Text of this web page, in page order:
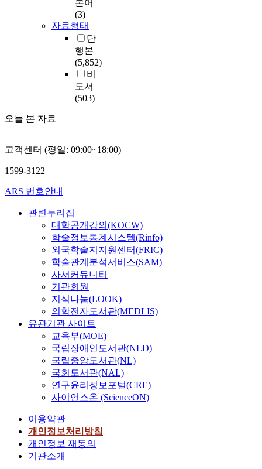
본어
(3)
자료형태
단
행본
(5,852)
비
도서
(503)
오늘 본 자료
고객센터 (평일: 09:00~18:00)
1599-3122
ARS 번호안내
관련누리집
대학공개강의(KOCW)
학술정보통계시스템(Rinfo)
외국학술지지원센터(FRIC)
학술관계분석서비스(SAM)
사서커뮤니티
기관회원
지식나눔(LOOK)
의학전자도서관(MEDLIS)
유관기관 사이트
교육부(MOE)
국립장애인도서관(NLD)
국립중앙도서관(NL)
국회도서관(NAL)
연구윤리정보포털(CRE)
사이언스온 (ScienceON)
이용약관
개인정보처리방침
개인정보 재동의
기관소개